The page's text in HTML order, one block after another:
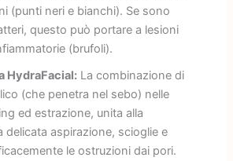
(punti neri e bianchi). Se sono
questo può portare a lesioni
(brufoli).
HydraFacial:La combinazione di
(che penetra nel sebo) nelle
ed estrazione, unita alla
delicata aspirazione, scioglie e
le ostruzioni dai pori.